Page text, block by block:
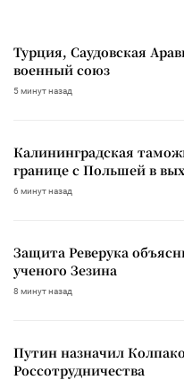
Турция, Саудовская
военный союз
5 минут назад
Калининградская
границе с Польшей в
6 минут назад
Защита Реверука
ученого Зезина
8 минут назад
Путин назначил
Россотрудничества